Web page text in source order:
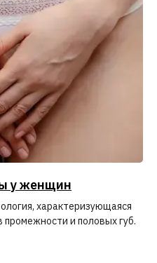
у женщин
характеризующаяся
и половых губ.